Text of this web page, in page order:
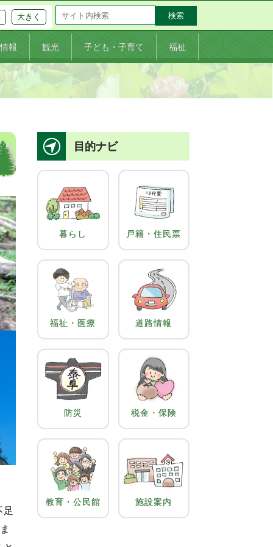
大きく
報 観光 子ども・子育て 福祉
目的ナビ
暮らし 戸籍・住民票
福祉・医療 道路情報
防災 税金・保険
教育・公民館 施設案内